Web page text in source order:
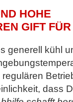
HOHE
GIFT
generell kühl
dass